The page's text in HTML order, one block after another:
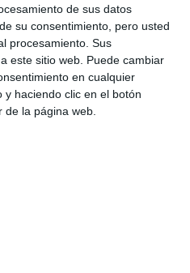
de sus datos
su consentimiento, pero usted
procesamiento. Sus
este sitio web. Puede cambiar
en cualquier
y haciendo clic en el botón
la página web.
Somos Uno se aplaza
por la previsión de
Uno, un festival